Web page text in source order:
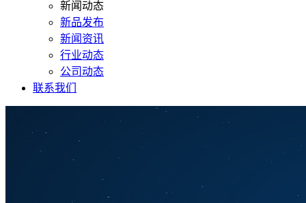
新闻动态
新品发布
新闻资讯
行业动态
公司动态
联系我们